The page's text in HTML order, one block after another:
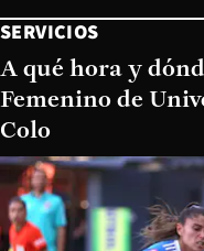
SERVICIOS
A qué hora y
Femenino de
Colo